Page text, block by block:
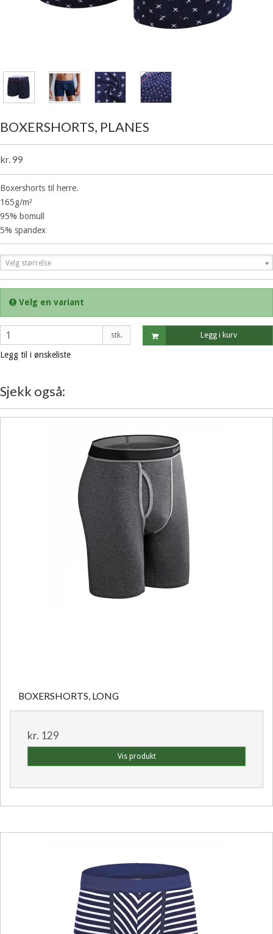
BOXERSHORTS, PLANES
kr. 99
Boxershorts til herre.
165g/m²
95% bomull
5% spandex
Velg størrelse
Velg en variant
stk. Legg i kurv
Legg til i ønskeliste
Sjekk også:
BOXERSHORTS, LONG
kr. 129
Vis produkt